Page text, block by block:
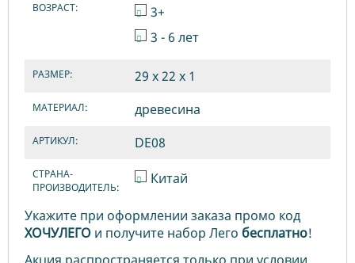
ВОЗРАСТ:
3+
3 - 6 лет
РАЗМЕР: 29 х 22 х 1
МАТЕРИАЛ: древесина
АРТИКУЛ: DE08
СТРАНА-
ПРОИЗВОДИТЕЛЬ:
Китай
Укажите при оформлении заказа промо код
ХОЧУЛЕГО и получите набор Лего бесплатно!